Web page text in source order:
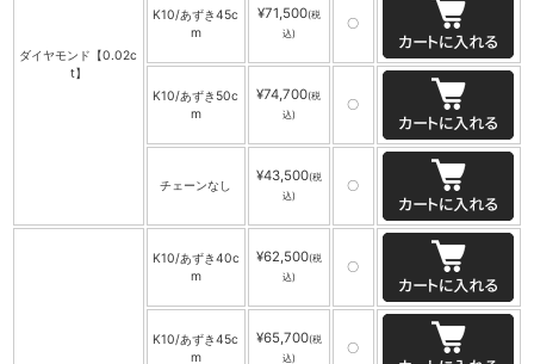
ダイヤモンド【0.02c
t】
K10/あずき45c
m
¥71,500(税
込)
〇
K10/あずき50c
m
¥74,700(税
込)
〇
チェーンなし
¥43,500(税
込)
〇
K10/あずき40c
m
¥62,500(税
込)
〇
K10/あずき45c
m
¥65,700(税
込)
〇